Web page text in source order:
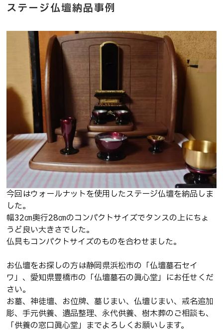
想いを形にするお墓づくり
安心のお墓じまい・修繕リフォーム
お墓に文字を刻む大切な想い
遺品整理
ご先祖さまを想う仏壇・仏具
神さまをお迎えする神壇と神具
施工事例
お知らせ
ブログ
よくある質問
お問い合わせ
ステージ仏壇納品事例
今回はウォールナットを使用したステージ仏壇を納品しま
した。
幅32㎝奥行28㎝のコンパクトサイズでタンスの上にちょ
うど良い大きさでした。
仏具もコンパクトサイズのものを合わせました。
お仏壇をお探しの方は静岡県浜松市の「仏壇墓石セイ
ワ」、愛知県豊橋市の「仏壇墓石の眞心堂」にお任せくだ
さい。
お墓、神徒壇、お位牌、墓じまい、仏壇じまい、戒名追加
彫、手元供養、遺品整理、永代供養、樹木葬のご相談も、
「供養の窓口眞心堂」までよろしくお願いします。